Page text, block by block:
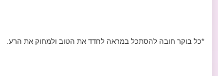
*כל בוקר חובה להסתכל במראה לחדד את הטוב ולמחוק את הרע.